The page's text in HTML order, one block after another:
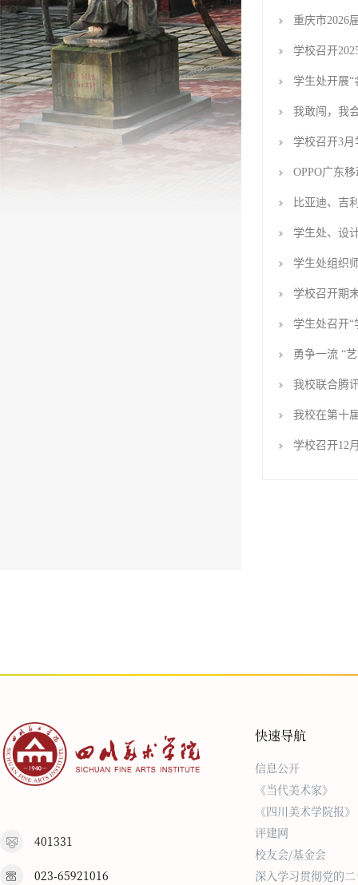
重庆市2026
学校召开
学生处开展
我敢闯，我
学校召开3
OPPO广东
比亚迪、吉
学生处、设
学生处组织
学校召开期
学生处召开
勇争一流 “
我校联合腾
我校在第十
学校召开12